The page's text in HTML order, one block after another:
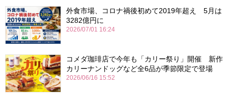
外食市場、コロナ禍後初めて2019年超え 5月は
3282億円に
2026/07/01 16:24
コメダ珈琲店で今年も「カリー祭り」開催 新作
カリーナンドッグなど全6品が季節限定で登場
2026/06/16 15:52